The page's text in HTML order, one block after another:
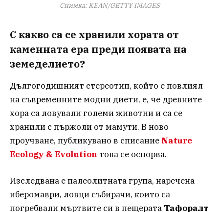
Снимка: KEAN/GETTY IMAGES
С какво са се хранили хората от
каменната ера преди появата на
земеделието?
Дългогодишният стереотип, който е повлиял
на съвременните модни диети, е, че древните
хора са ловували големи животни и са се
хранили с пържоли от мамути. В ново
проучване, публикувано в списание Nature
Ecology & Evolution това се оспорва.
Изследвана е палеолитната група, наречена
иберомаври, ловци събирачи, които са
погребвали мъртвите си в пещерата Тафоралт